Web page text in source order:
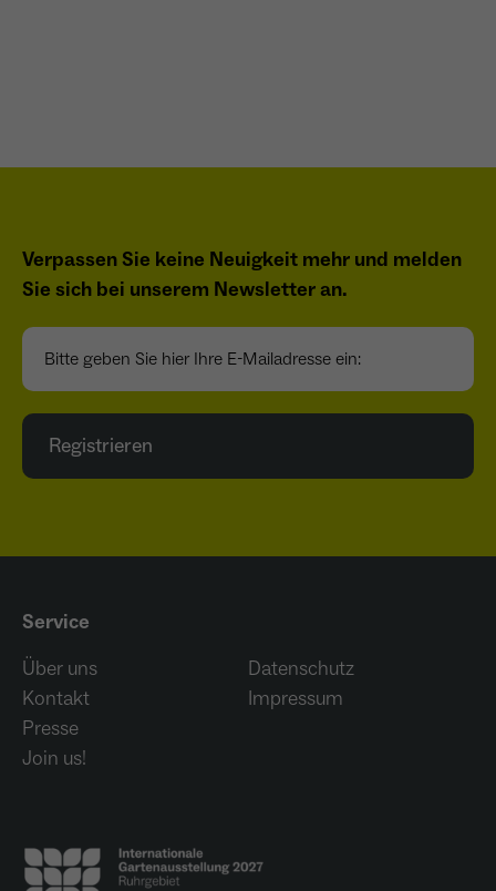
Verpassen Sie keine Neuigkeit mehr und melden
Sie sich bei unserem Newsletter an.
Bitte geben Sie hier Ihre E-Mailadresse ein:
Registrieren
Service
Über uns
Kontakt
Presse
Join us!
Datenschutz
Impressum